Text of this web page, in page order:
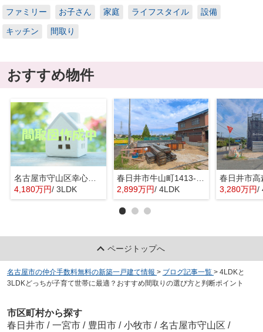
ファミリー お子さん 家庭 ライフスタイル 設備
キッチン 間取り
おすすめ物件
名古屋市守山区幸心２丁目435『仲介料無料』新築戸建て
4,180万円/ 3LDK
2,899万円/ 4LDK 3,280万円/
ページトップへ
名古屋市の仲介手数料無料の新築一戸建て情報 > ブログ記事一覧 > 4LDKと
3LDKどっちが子育て世帯に最適？おすすめ間取りの選び方と判断ポイント
市区町村から探す
春日井市 / 一宮市 / 豊田市 / 小牧市 / 名古屋市守山区 /